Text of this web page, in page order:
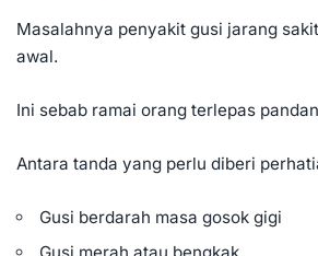
Masalahnya penyakit gusi jarang
awal.
Ini sebab ramai orang terlepas
Antara tanda yang perlu diberi
Gusi berdarah masa gosok gigi